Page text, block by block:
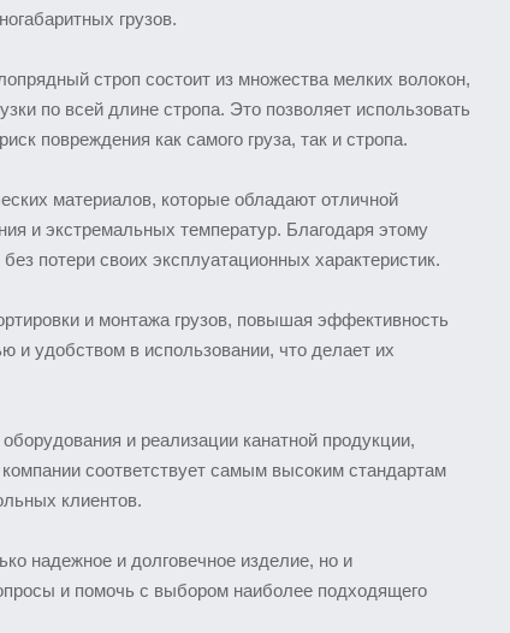
грузов.
строп состоит из множества мелких волокон,
по всей длине стропа. Это позволяет использовать
повреждения как самого груза, так и стропа.
материалов, которые обладают отличной
и экстремальных температур. Благодаря этому
потери своих эксплуатационных характеристик.
и монтажа грузов, повышая эффективность
и удобством в использовании, что делает их
и реализации канатной продукции,
соответствует самым высоким стандартам
клиентов.
надежное и долговечное изделие, но и
и помочь с выбором наиболее подходящего